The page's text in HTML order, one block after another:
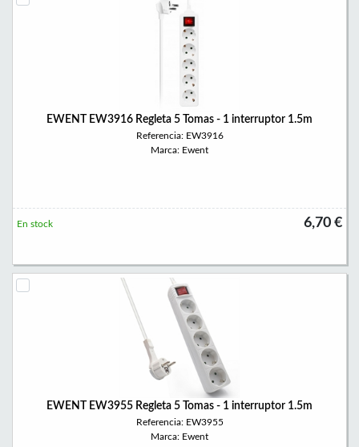
EWENT EW3916 Regleta 5 Tomas - 1 interruptor 1.5m
Referencia: EW3916
Marca: Ewent
6,70 €
En stock
EWENT EW3955 Regleta 5 Tomas - 1 interruptor 1.5m
Referencia: EW3955
Marca: Ewent